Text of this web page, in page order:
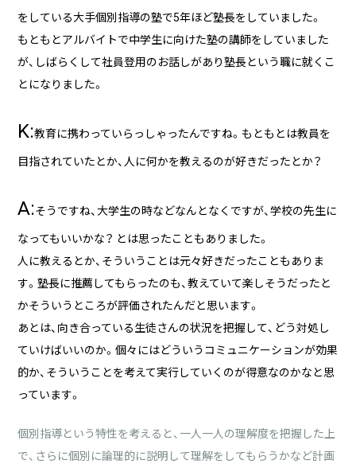
をしている大手個別指導の塾で5年ほど塾長をしていました。
もともとアルバイトで中学生に向けた塾の講師をしていました
が、しばらくして社員登用のお話しがあり塾長という職に就くこ
とになりました。
K:教育に携わっていらっしゃったんですね。もともとは教員を
目指されていたとか、人に何かを教えるのが好きだったとか？
A:そうですね、大学生の時などなんとなくですが、学校の先生に
なってもいいかな？ とは思ったこともありました。
人に教えるとか、そういうことは元々好きだったこともありま
す。塾長に推薦してもらったのも、教えていて楽しそうだったと
かそういうところが評価されたんだと思います。
あとは、向き合っている生徒さんの状況を把握して、どう対処し
ていけばいいのか。個々にはどういうコミュニケーションが効果
的か、そういうことを考えて実行していくのが得意なのかなと思
っています。
個別指導という特性を考えると、一人一人の理解度を把握した上
で、さらに個別に論理的に説明して理解をしてもらうかなど計画